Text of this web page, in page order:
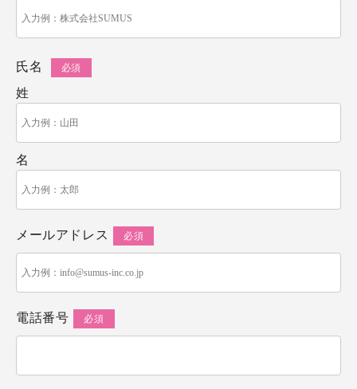
氏名
姓
名
メールアドレス
電話番号